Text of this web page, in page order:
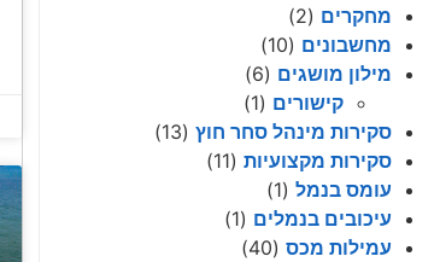
מחקרים (2)
מחשבונים (10)
מילון מושגים (6)
קישורים (1)
סקירות מינהל סחר חוץ (13)
סקירות מקצועיות (11)
עומס בנמל (1)
עיכובים בנמלים (1)
עמילות מכס (40)